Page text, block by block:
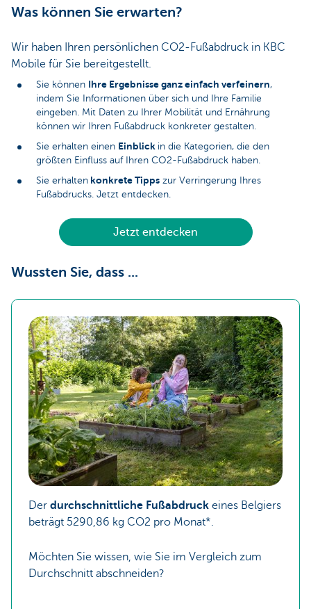
Was können Sie erwarten?
Wir haben Ihren persönlichen CO2-Fußabdruck in KBC
Mobile für Sie bereitgestellt.
Sie können Ihre Ergebnisse ganz einfach verfeinern,
indem Sie Informationen über sich und Ihre Familie
eingeben. Mit Daten zu Ihrer Mobilität und Ernährung
können wir Ihren Fußabdruck konkreter gestalten.
Sie erhalten einen Einblick in die Kategorien, die den
größten Einfluss auf Ihren CO2-Fußabdruck haben.
Sie erhalten konkrete Tipps zur Verringerung Ihres
Fußabdrucks. Jetzt entdecken.
Jetzt entdecken
Wussten Sie, dass ...
Der durchschnittliche Fußabdruck eines Belgiers
beträgt 5290,86 kg CO2 pro Monat*.
Möchten Sie wissen, wie Sie im Vergleich zum
Durchschnitt abschneiden?